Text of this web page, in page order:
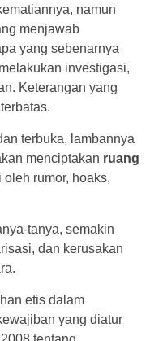
namun
menjawab
yang sebenarnya
investigasi,
Keterangan yang
terbuka, lambannya
menciptakan ruang
rumor, hoaks,
tanya, semakin
dan kerusakan
etis dalam
yang diatur